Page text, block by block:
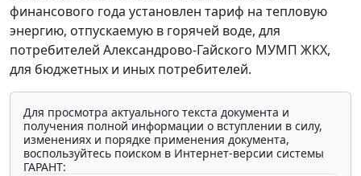
финансового года установлен тариф на тепловую
энергию, отпускаемую в горячей воде, для
потребителей Александрово-Гайского МУМП ЖКХ,
для бюджетных и иных потребителей.
Для просмотра актуального текста документа и
получения полной информации о вступлении в силу,
изменениях и порядке применения документа,
воспользуйтесь поиском в Интернет-версии системы
ГАРАНТ: